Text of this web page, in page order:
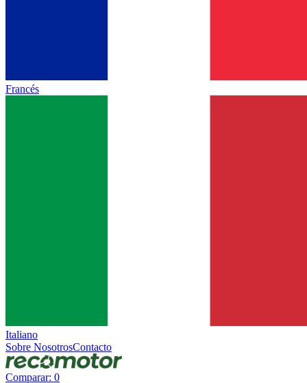
Francés
Italiano
Sobre NosotrosContacto
Comparar: 0